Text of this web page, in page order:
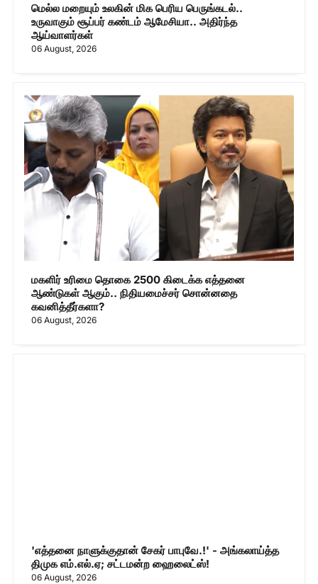
மெல்ல மறையும் உலகின் மிக பெரிய பெருங்கடல்..
உருவாகும் சூப்பர் கண்டம் ஆமேசியா.. அதிர்ந்த
ஆய்வாளர்கள்
06 August, 2026
மகளிர் உரிமை தொகை 2500 கிடைக்க எத்தனை
ஆண்டுகள் ஆகும்.. நிதியமைச்சர் சொன்னதை
கவனித்தீர்களா?
06 August, 2026
'எத்தனை நாளுக்குதான் சேகர் பாபுவே.!' - அங்கலாய்த்த
திமுக எம்.எல்.ஏ; சட்டமன்ற ஹைலைட்ஸ்!
06 August, 2026